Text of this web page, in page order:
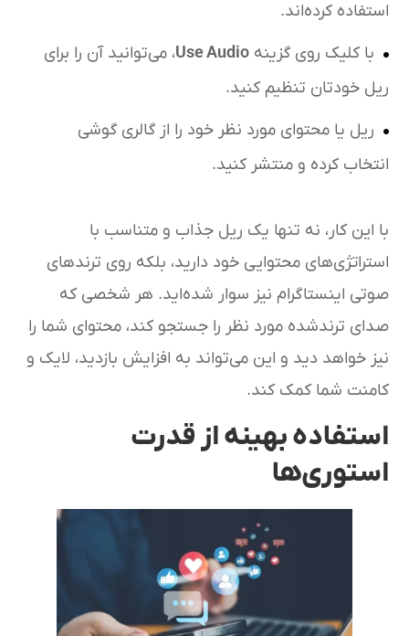
استفاده کرده‌اند.
با کلیک روی گزینهUse Audio، می‌توانید آن را برای
ریل خودتان تنظیم کنید.
ریل یا محتوای مورد نظر خود را از گالری گوشی
انتخاب کرده و منتشر کنید.
با این کار، نه تنها یک ریل جذاب و متناسب با
استراتژی‌های محتوایی خود دارید، بلکه روی ترندهای
صوتی اینستاگرام نیز سوار شده‌اید. هر شخصی که
صدای ترندشده مورد نظر را جستجو کند، محتوای شما را
نیز خواهد دید و این می‌تواند به افزایش بازدید، لایک و
کامنت شما کمک کند.
استفاده بهینه از قدرت
استوری‌ها